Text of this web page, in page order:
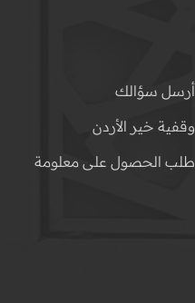
أرسل سؤالك
وقفية خير الأردن
طلب الحصول على معلومة